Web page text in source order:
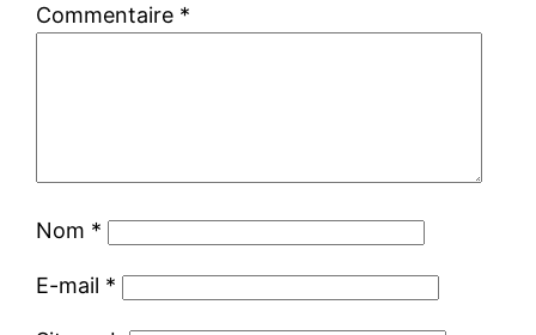
Commentaire *
Nom *
E-mail *